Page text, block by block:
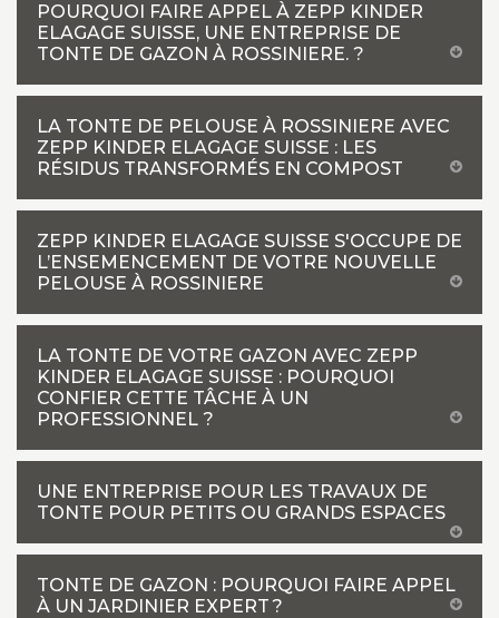
POURQUOI FAIRE APPEL À ZEPP KINDER
ELAGAGE SUISSE, UNE ENTREPRISE DE
TONTE DE GAZON À ROSSINIERE. ?
LA TONTE DE PELOUSE À ROSSINIERE AVEC
ZEPP KINDER ELAGAGE SUISSE : LES
RÉSIDUS TRANSFORMÉS EN COMPOST
ZEPP KINDER ELAGAGE SUISSE S'OCCUPE DE
L’ENSEMENCEMENT DE VOTRE NOUVELLE
PELOUSE À ROSSINIERE
LA TONTE DE VOTRE GAZON AVEC ZEPP
KINDER ELAGAGE SUISSE : POURQUOI
CONFIER CETTE TÂCHE À UN
PROFESSIONNEL ?
UNE ENTREPRISE POUR LES TRAVAUX DE
TONTE POUR PETITS OU GRANDS ESPACES
TONTE DE GAZON : POURQUOI FAIRE APPEL
À UN JARDINIER EXPERT ?